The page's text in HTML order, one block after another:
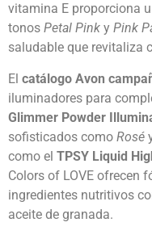
vitamina E proporciona
tonos Petal Pink y Pink
saludable que revitaliza
El catálogo Avon
iluminadores para
Glimmer Powder
sofisticados como Rosé
como el TPSY Liquid
Colors of LOVE ofrecen
ingredientes nutritivos
aceite de granada.